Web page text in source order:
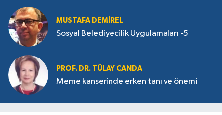
MUSTAFA DEMIREL
Sosyal Belediyecilik Uygulamaları -5
PROF. DR. TÜLAY CANDA
Meme kanserinde erken tanı ve önemi